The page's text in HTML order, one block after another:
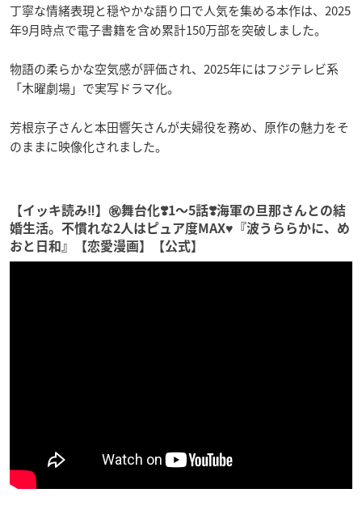
丁寧な情緒表現と穏やかな語り口で人気を集める本作は、2025
年9月時点で電子書籍を含め累計150万部を突破しました。
物語の柔らかな空気感が評価され、2025年にはフジテレビ系
「木曜劇場」で実写ドラマ化。
芳根京子さんと本田響矢さんが夫婦役を務め、原作の魅力をそ
のままに映像化されました。
【イッキ読み‼︎】㊗️舞台化❣️1〜5話❣️海軍の旦那さんとの結
婚生活。不慣れな2人はピュア度MAX♥『波うららかに、め
おと日和』【恋愛漫画】【公式】